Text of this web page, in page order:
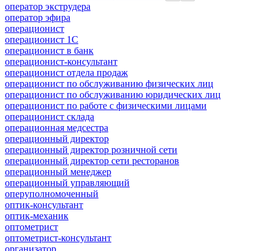
оператор экструдера
оператор эфира
операционист
операционист 1С
операционист в банк
операционист-консультант
операционист отдела продаж
операционист по обслуживанию физических лиц
операционист по обслуживанию юридических лиц
операционист по работе с физическими лицами
операционист склада
операционная медсестра
операционный директор
операционный директор розничной сети
операционный директор сети ресторанов
операционный менеджер
операционный управляющий
оперуполномоченный
оптик-консультант
оптик-механик
оптометрист
оптометрист-консультант
организатор